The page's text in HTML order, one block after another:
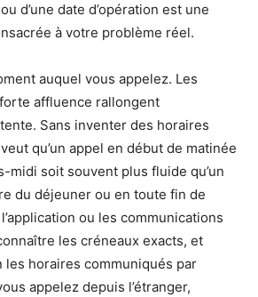
d’une date d’opération est une
à votre problème réel.
auquel vous appelez. Les
affluence rallongent
Sans inventer des horaires
qu’un appel en début de matinée
midi soit souvent plus fluide qu’un
du déjeuner ou en toute fin de
ou les communications
les créneaux exacts, et
les horaires communiqués par
appelez depuis l’étranger,